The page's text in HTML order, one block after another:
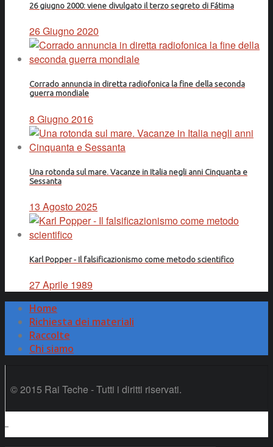
26 giugno 2000: viene divulgato il terzo segreto di Fátima
26 Giugno 2020
Corrado annuncia in diretta radiofonica la fine della seconda
guerra mondiale
8 Giugno 2016
Una rotonda sul mare. Vacanze in Italia negli anni Cinquanta e
Sessanta
13 Agosto 2025
Karl Popper - Il falsificazionismo come metodo scientifico
27 Aprile 1989
Home
Richiesta dei materiali
Raccolte
Chi siamo
© 2015 Rai Teche - Tutti i diritti riservati.